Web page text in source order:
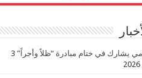
يشارك في ختام مبادرة “ظلاً وأجراً” 3